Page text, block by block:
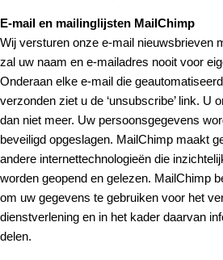
E-mail en mailinglijsten MailChimp
Wij versturen onze e-mail nieuwsbrieven
zal uw naam en e-mailadres nooit voor
Onderaan elke e-mail die
verzonden ziet u de ‘unsubscribe’ link. U
dan niet meer. Uw persoonsgegevens
beveiligd opgeslagen. MailChimp maakt
andere internettechnologieën die
worden geopend en gelezen. MailChimp
om uw gegevens te gebruiken voor het
dienstverlening en in het kader daarvan
delen.